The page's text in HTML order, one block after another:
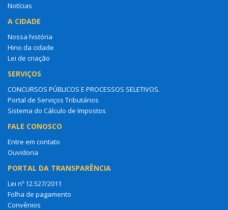
Notícias
A CIDADE
Nossa história
Hino da cidade
Lei de criação
SERVIÇOS
CONCURSOS PÚBLICOS E PROCESSOS SELETIVOS.
Portal de Serviços Tributários
Sistema do Cálculo de Impostos
FALE CONOSCO
Entre em contato
Ouvidoria
PORTAL DA TRANSPARÊNCIA
Lei nº 12.527/2011
Folha de pagamento
Convênios